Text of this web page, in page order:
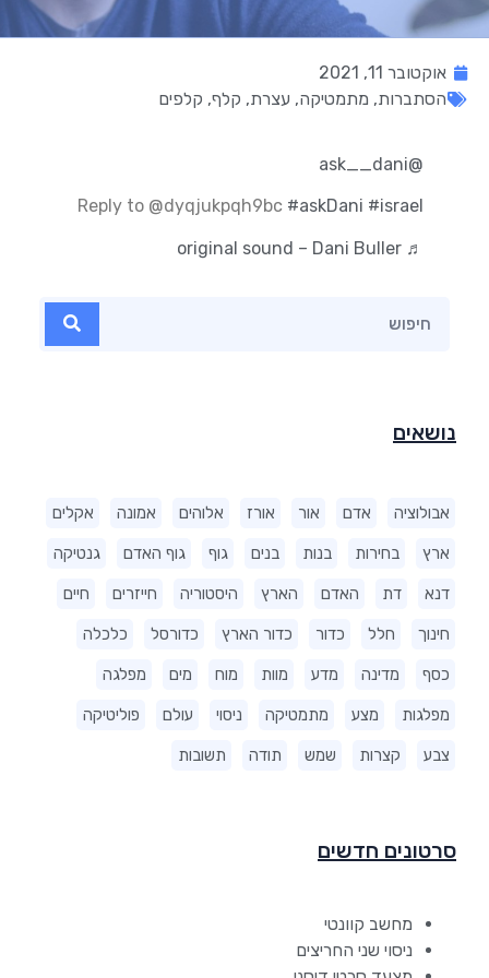
נושאים
אבולוציה אדם אור אורז אלוהים אמונה אקלים
ארץ בחירות בנות בנים גוף גוף האדם גנטיקה
דנא דת האדם הארץ היסטוריה חייזרים חיים
חינוך חלל כדור כדור הארץ כדורסל כלכלה
כסף מדינה מדע מוות מוח מים מפלגה
מפלגות מצע מתמטיקה ניסוי עולם פוליטיקה
צבע קצרות שמש תודה תשובות
סרטונים חדשים
מחשב קוונטי
ניסוי שני החריצים
אוקטובר 11, 2021
הסתברות, מתמטיקה, עצרת, קלף, קלפים
@ask__dani
Reply to @dyqjukpqh9bc #askDani #israel
♬ original sound – Dani Buller